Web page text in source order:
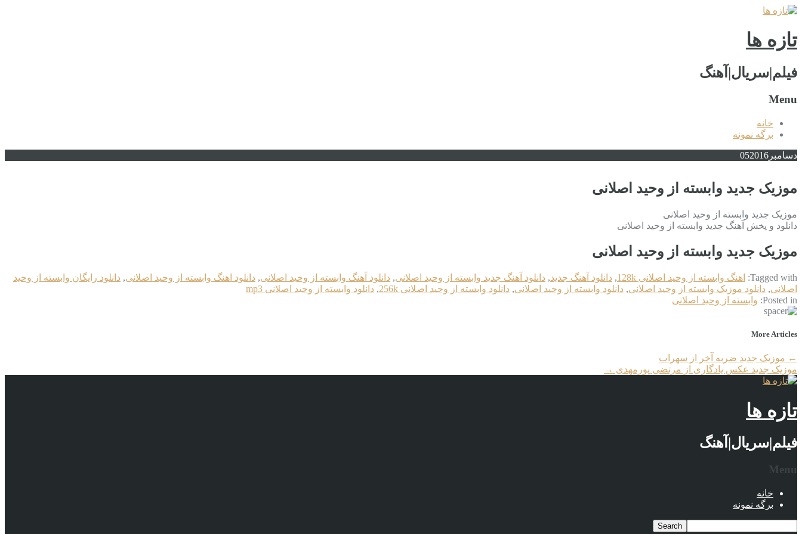
تازه ها
فیلم|سریال|آهنگ
Menu
خانه
برگه نمونه
دسامبر 052016
موزیک جدید وابسته از وحید اصلانی
موزیک جدید وابسته از وحید اصلانی
دانلود و پخش آهنگ جدید وابسته از وحید اصلانی
موزیک جدید وابسته از وحید اصلانی
Tagged with: اهنگ وابسته از وحید اصلانی 128k , دانلود آهنگ جدید, دانلود آهنگ جدید وابسته از وحید اصلانی, دانلود آهنگ وابسته از وحید اصلانی, دانلود اهنگ وابسته از وحید اصلانی, دانلود رایگان وابسته از وحید
اصلانی, دانلود موزیک وابسته از وحید اصلانی, دانلود وابسته از وحید اصلانی, دانلود وابسته از وحید اصلانی 256k , دانلود وابسته از وحید اصلانی mp3
Posted in: وابسته از وحید اصلانی
More Articles
← موزیک جدید ضربه آخر از سهراب
موزیک جدید عکس یادگاری از مرتضی پورمهدی →
تازه ها
فیلم|سریال|آهنگ
Menu
خانه
برگه نمونه